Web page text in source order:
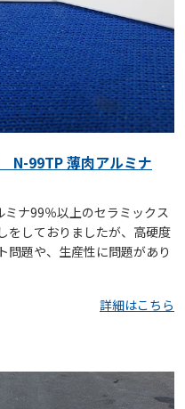
99TP 薄肉アルミナ
ナ99％以上のセラミックス
をしておりましたが、高硬度
問題や、生産性に問題があり
詳細はこちら